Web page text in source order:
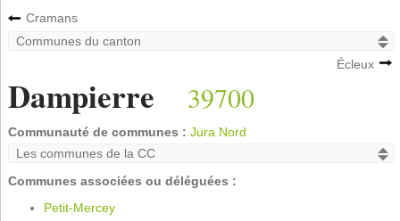
Cramans
Écleux
Dampierre 39700
Communauté de communes : Jura Nord
Communes associées ou déléguées :
Petit-Mercey